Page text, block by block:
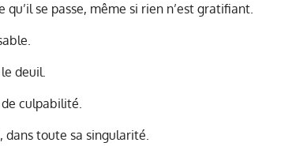
se passe, même si rien n’est gratifiant.
deuil.
de culpabilité.
dans toute sa singularité.